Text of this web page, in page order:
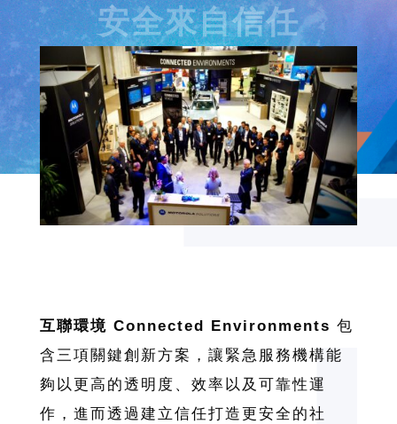
安全來自信任
互聯環境 Connected Environments 包
含三項關鍵創新方案，讓緊急服務機構能
夠以更高的透明度、效率以及可靠性運
作，進而透過建立信任打造更安全的社